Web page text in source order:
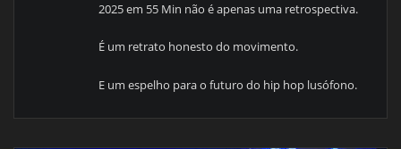
2025 em 55 Min não é apenas uma retrospectiva.
É um retrato honesto do movimento.
E um espelho para o futuro do hip hop lusófono.